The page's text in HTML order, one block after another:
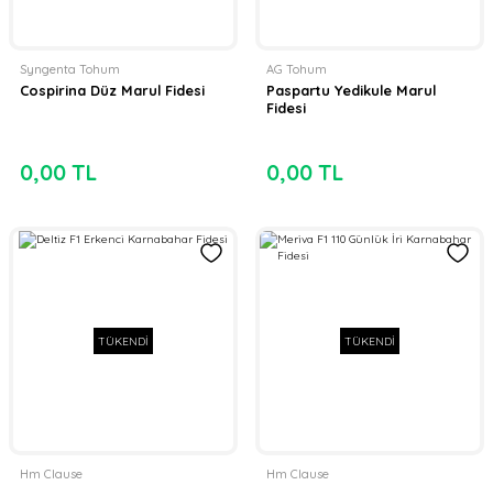
Syngenta Tohum
Cospirina Düz Marul Fidesi
0,00 TL
AG Tohum
Paspartu Yedikule Marul
Fidesi
0,00 TL
TÜKENDİ
Hm Clause
TÜKENDİ
Hm Clause